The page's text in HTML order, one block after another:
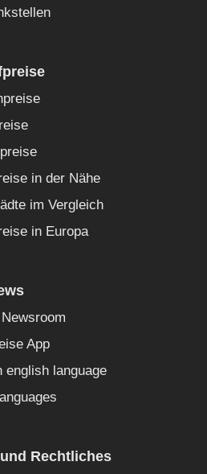
in der Nähe
im Vergleich
in Europa
App
english language
Rechtliches